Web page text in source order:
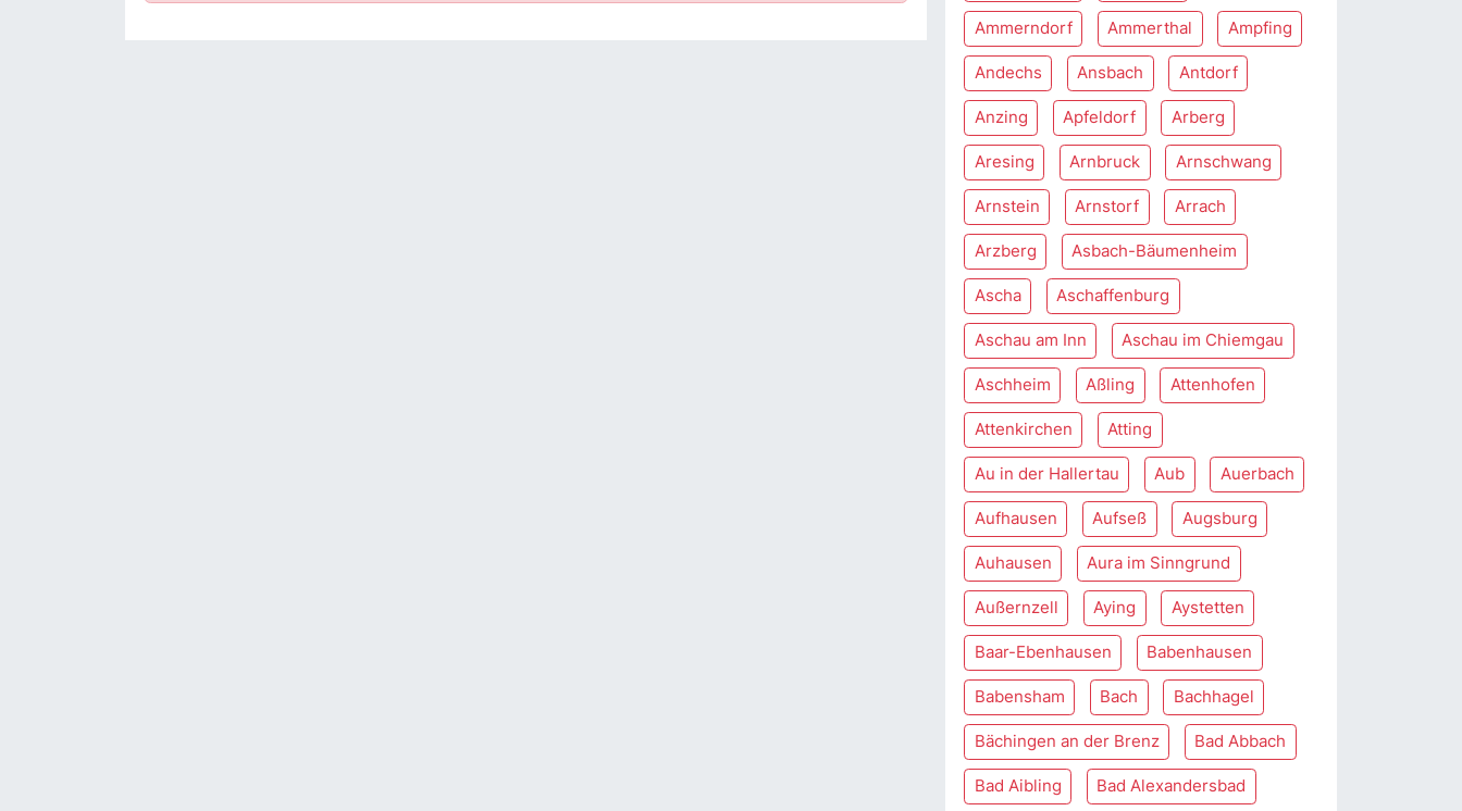
Ammerndorf Ammerthal Ampfing
Andechs Ansbach Antdorf
Anzing Apfeldorf Arberg
Aresing Arnbruck Arnschwang
Arnstein Arnstorf Arrach
Arzberg Asbach-Bäumenheim
Ascha Aschaffenburg
Aschau am Inn Aschau im Chiemgau
Aschheim Aßling Attenhofen
Attenkirchen Atting
Au in der Hallertau Aub Auerbach
Aufhausen Aufseß Augsburg
Auhausen Aura im Sinngrund
Außernzell Aying Aystetten
Baar-Ebenhausen Babenhausen
Babensham Bach Bachhagel
Bächingen an der Brenz Bad Abbach
Bad Aibling Bad Alexandersbad